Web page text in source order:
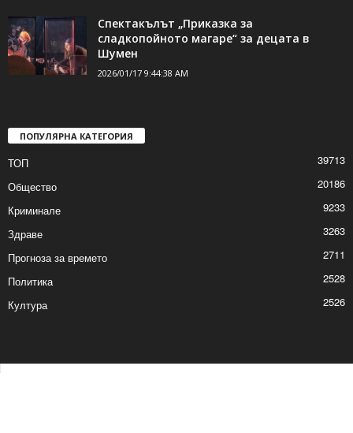
Спектакълът „Приказка за
сладкопойното магаре“ за децата в
Шумен
2026/01/17 9:44:38 AM
ПОПУЛЯРНА КАТЕГОРИЯ
ТОП
39713
Общество
20186
Криминале
9233
Здраве
3263
Прогноза за времето
2711
Политика
2528
Култура
2526